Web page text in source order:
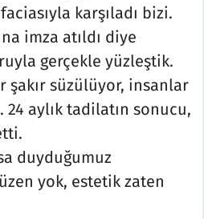
karşıladı bizi.
imza atıldı diye
gerçekle yüzleştik.
şakır süzülüyor, insanlar
aylık tadilatın sonucu,
duyduğumuz
yok, estetik zaten